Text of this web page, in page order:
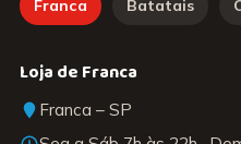
Franca Batatais
Loja de Franca
Franca – SP